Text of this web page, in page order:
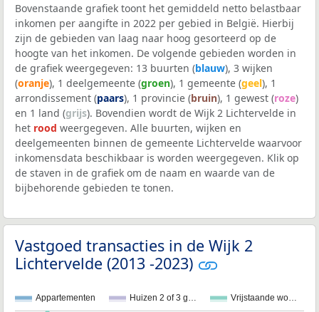
Bovenstaande grafiek toont het gemiddeld netto belastbaar
inkomen per aangifte in 2022 per gebied in België. Hierbij
zijn de gebieden van laag naar hoog gesorteerd op de
hoogte van het inkomen. De volgende gebieden worden in
de grafiek weergegeven: 13 buurten (blauw), 3 wijken
(oranje), 1 deelgemeente (groen), 1 gemeente (geel), 1
arrondissement (paars), 1 provincie (bruin), 1 gewest (roze)
en 1 land (grijs). Bovendien wordt de Wijk 2 Lichtervelde in
het rood weergegeven. Alle buurten, wijken en
deelgemeenten binnen de gemeente Lichtervelde waarvoor
inkomensdata beschikbaar is worden weergegeven. Klik op
de staven in de grafiek om de naam en waarde van de
bijbehorende gebieden te tonen.
Vastgoed transacties in de Wijk 2
Lichtervelde (2013 -2023)
Appartementen Huizen 2 of 3 g… Vrijstaande wo…